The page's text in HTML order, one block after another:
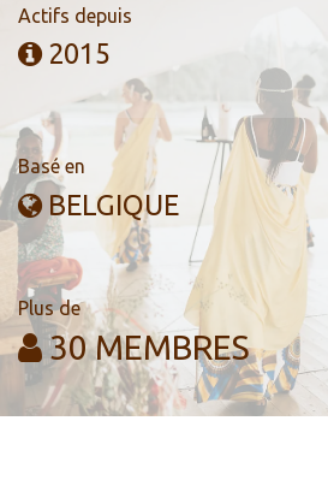
Actifs depuis
2015
Basé en
BELGIQUE
Plus de
30 MEMBRES